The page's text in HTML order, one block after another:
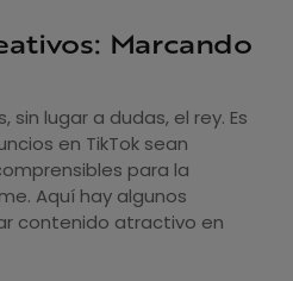
Marcando
sin lugar a dudas, el rey. Es
en TikTok sean
para la
Aquí hay algunos
contenido atractivo en